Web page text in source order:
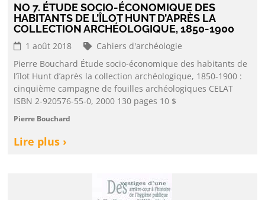
NO 7. ÉTUDE SOCIO-ÉCONOMIQUE DES
HABITANTS DE L’ÎLOT HUNT D’APRÈS LA
COLLECTION ARCHÉOLOGIQUE, 1850-1900
1 août 2018
Cahiers d'archéologie
Pierre Bouchard Étude socio-économique des habitants de
l’îlot Hunt d’après la collection archéologique, 1850-1900 :
cinquième campagne de fouilles archéologiques CELAT
ISBN 2-920576-55-0, 2000 130 pages 10 $
Pierre Bouchard
Lire plus ›